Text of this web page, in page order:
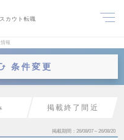
カウト転職
報
条件変更
掲載終了間近
掲載期間 26/08/07～26/08/20